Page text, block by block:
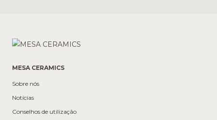
MESA CERAMICS
Sobre nós
Notícias
Conselhos de utilização